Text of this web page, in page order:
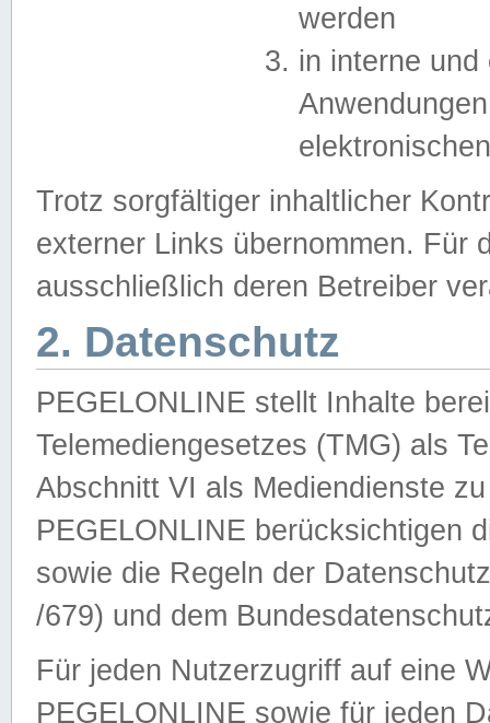
werden
in interne
Trotz sorgfältiger inhaltlicher
externer Links übernommen. Für
ausschließlich deren Betreiber
2. Datenschutz
PEGELONLINE stellt Inhalte
Telemediengesetzes (TMG) als
Abschnitt VI als Mediendienste
PEGELONLINE berücksichtigen
sowie die Regeln der
/679) und dem
Für jeden Nutzerzugriff auf eine
PEGELONLINE sowie für jeden